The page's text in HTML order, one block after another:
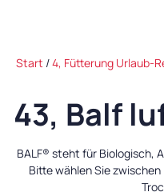
Start /4, Fütterung Urlaub-
43, Balf
BALF® steht für Biologisch,
Bitte wählen Sie